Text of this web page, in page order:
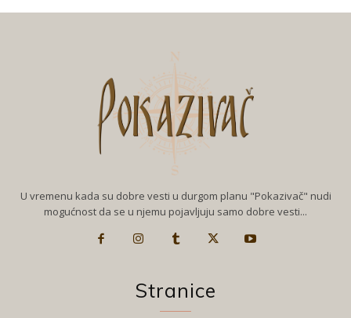
U vremenu kada su dobre vesti u durgom planu "Pokazivač" nudi
mogućnost da se u njemu pojavljuju samo dobre vesti...
Stranice